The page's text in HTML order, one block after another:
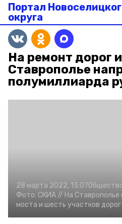
Портал
округа
На ремонт дорог
Ставрополье
полумиллиарда
28 марта 2022, 13:07
Фото: СКИА // На
моста и шесть участков дорог